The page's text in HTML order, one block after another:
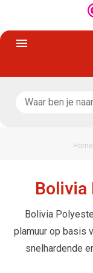
Home
Bolivia
Bolivia
plamuur op basis
snelhardende